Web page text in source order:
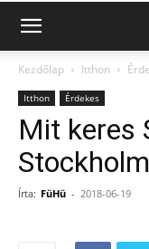
Kezdőlap Itthon
Itthon Érdekes
Mit keres
Írta: FüHü - 2018-06-19